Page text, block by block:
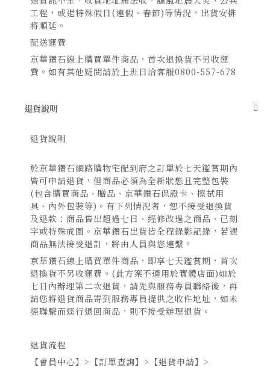
工程，或遇特殊假日(連假、春節)等情況，出貨安排
將順延。
配送運費
京華鑽石線上購買單件商品，首次退換貨不另收運
費。如有其他疑問請於上班日洽客服0800-557-678
退貨說明
退貨說明
於京華鑽石網路購物宅配到府之訂單於七天鑑賞期內
皆可申請退貨，但商品必須為全新狀態且完整包裝
(包含購買商品、贈品、京華鑽石保證卡、擦拭用
具、內外包裝等)。有下列情況者，恕不接受退換貨
及退款：商品售出超過七日、經修改過之商品、已刻
字或特殊戒圍。京華鑽石出貨皆全程錄影記錄，若遇
商品無法接受退訂，將由人員與您連繫。
京華鑽石線上購買單件商品，即享七天鑑賞期，首次
退換貨不另收運費。(此方案不適用於實體店面)如於
七日內辦理第二次退貨，請先與服務專員聯絡後，再
請您將退貨商品寄到服務專員提供之收件地址，如未
經聯繫而逕行退回商品，則不接受辦理退貨。
退貨流程
【會員中心】>【訂單查詢】>【退貨申請】>